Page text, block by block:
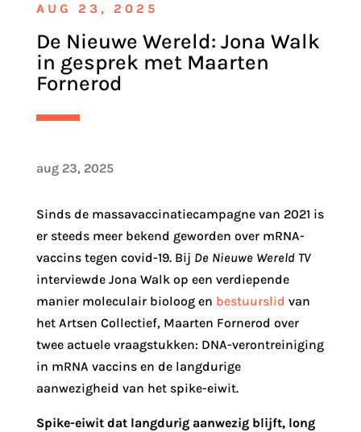
AUG 23, 2025
De Nieuwe Wereld: Jona Walk
in gesprek met Maarten
Fornerod
aug 23, 2025
Sinds de massavaccinatiecampagne van 2021 is
er steeds meer bekend geworden over mRNA-
vaccins tegen covid-19. Bij De Nieuwe Wereld TV
interviewde Jona Walk op een verdiepende
manier moleculair bioloog en bestuurslid van
het Artsen Collectief, Maarten Fornerod over
twee actuele vraagstukken: DNA-verontreiniging
in mRNA vaccins en de langdurige
aanwezigheid van het spike-eiwit.
Spike-eiwit dat langdurig aanwezig blijft, long